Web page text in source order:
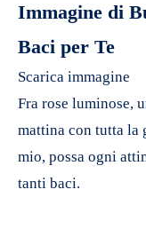
Immagine di
Baci per Te
Scarica immagine
Fra rose luminose,
mattina con tutta la
mio, possa ogni
tanti baci.